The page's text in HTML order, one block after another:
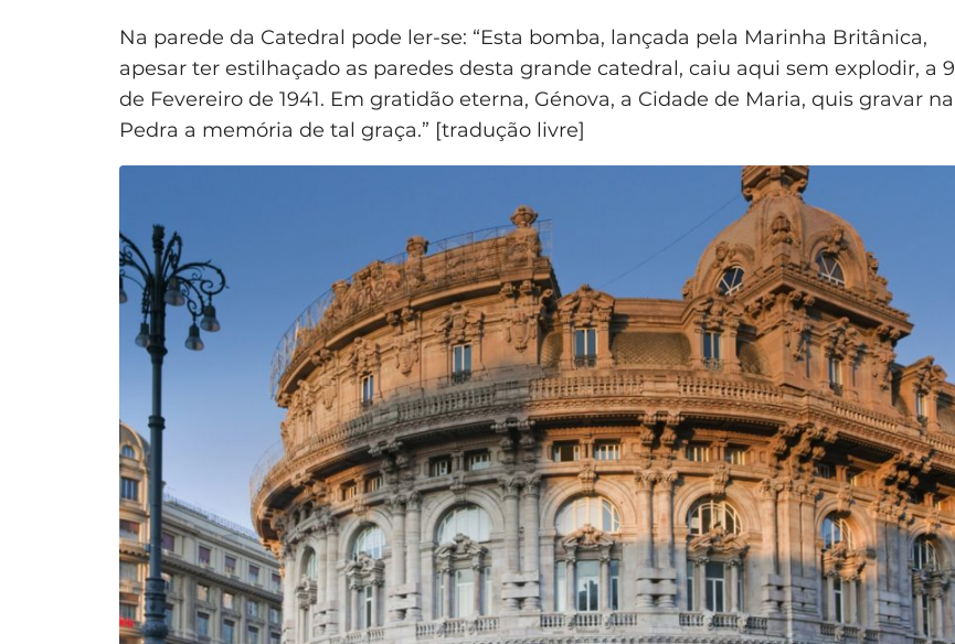
Na parede da Catedral pode ler-se: “Esta bomba, lançada pela Marinha Britânica,
apesar ter estilhaçado as paredes desta grande catedral, caiu aqui sem explodir, a 9
de Fevereiro de 1941. Em gratidão eterna, Génova, a Cidade de Maria, quis gravar na
Pedra a memória de tal graça.” [tradução livre]